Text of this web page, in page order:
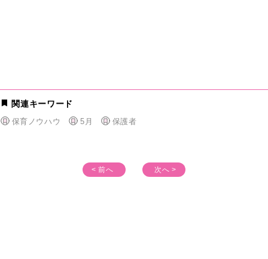
関連キーワード
保育ノウハウ 5月 保護者
< 前へ 次へ >